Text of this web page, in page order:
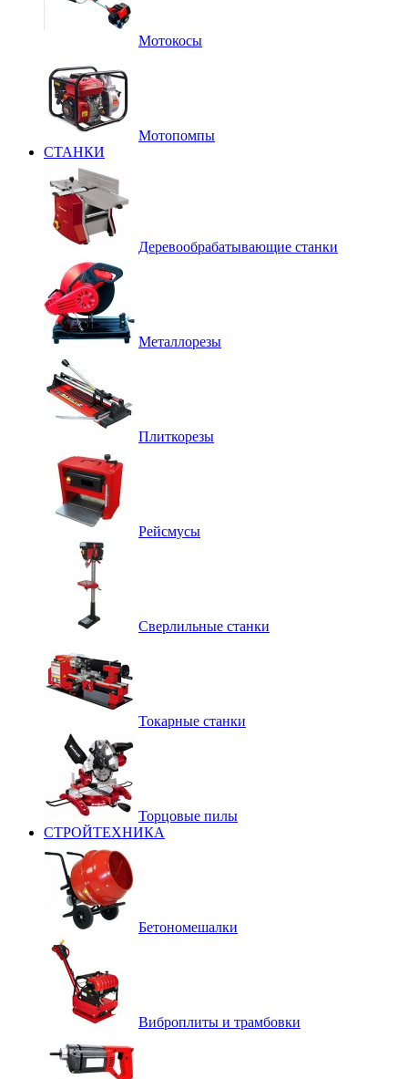
Мотокосы
Мотопомпы
СТАНКИ
Деревообрабатывающие станки
Металлорезы
Плиткорезы
Рейсмусы
Сверлильные станки
Токарные станки
Торцовые пилы
СТРОЙТЕХНИКА
Бетономешалки
Виброплиты и трамбовки